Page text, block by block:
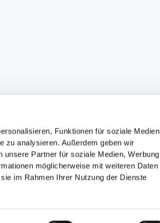
Funktionen für soziale Medien
zu analysieren. Außerdem geben wir
unsere Partner für soziale Medien, Werbung
möglicherweise mit weiteren Daten
im Rahmen Ihrer Nutzung der Dienste